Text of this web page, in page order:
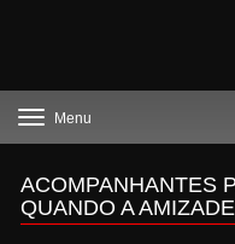
Toggle
Menu
ACOMPANHANTES
QUANDO A